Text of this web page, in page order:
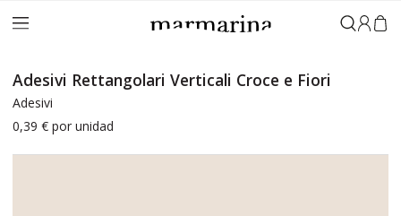
Accedi
Adesivi Rettangolari Verticali Croce e Fiori
Adesivi
0,39 € por unidad